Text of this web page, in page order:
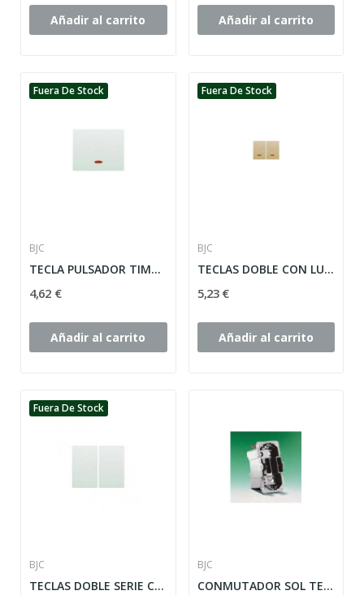
Añadir al carrito Añadir al carrito
Fuera De Stock
BJC
TECLA PULSADOR TIMBRE CON VISOR SERIE CORAL...
4,62 €
Añadir al carrito
Fuera De Stock
BJC
TECLAS DOBLE CON LUMINOSO SERIE CORAL ref:...
5,23 €
Añadir al carrito
Fuera De Stock
BJC
TECLAS DOBLE SERIE CORAL ref: 21709-GL
BJC
CONMUTADOR SOL TEIDE/ CORAL BJC ref: 16506